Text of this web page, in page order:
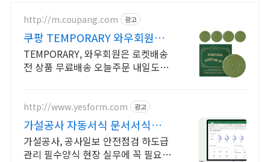
http://m.coupang.com 광고
쿠팡 TEMPORARY 와우회원은
무제한 무료 배송
TEMPORARY, 와우회원은 로켓배송
전 상품 무료배송 오늘주문 내일도착!
http://www.yesform.com 광고
가설공사 자동서식 문서서식
No.1 예스폼
가설공사, 공사일보 안전점검 하도급
관리 필수양식 현장 실무에 꼭 필요한